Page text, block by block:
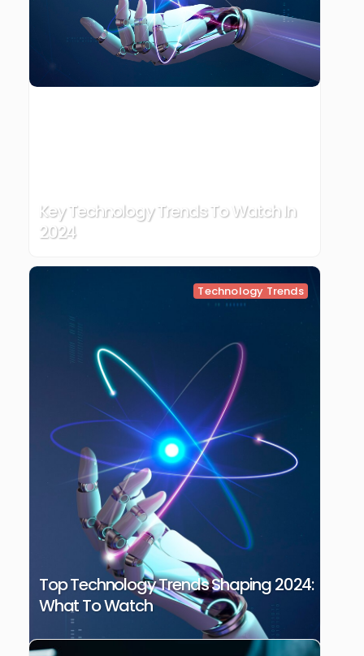
Key Technology Trends To Watch In
2024
Technology Trends
Top Technology Trends Shaping 2024:
What To Watch